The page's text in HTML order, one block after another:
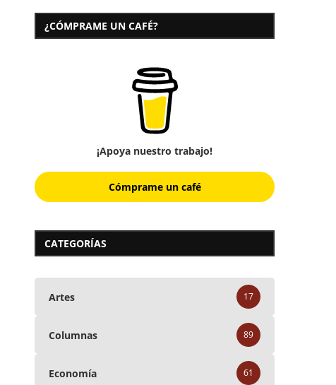
¿CÓMPRAME UN CAFÉ?
¡Apoya nuestro trabajo!
Cómprame un café
CATEGORÍAS
Artes 17
Columnas 89
Economía 61